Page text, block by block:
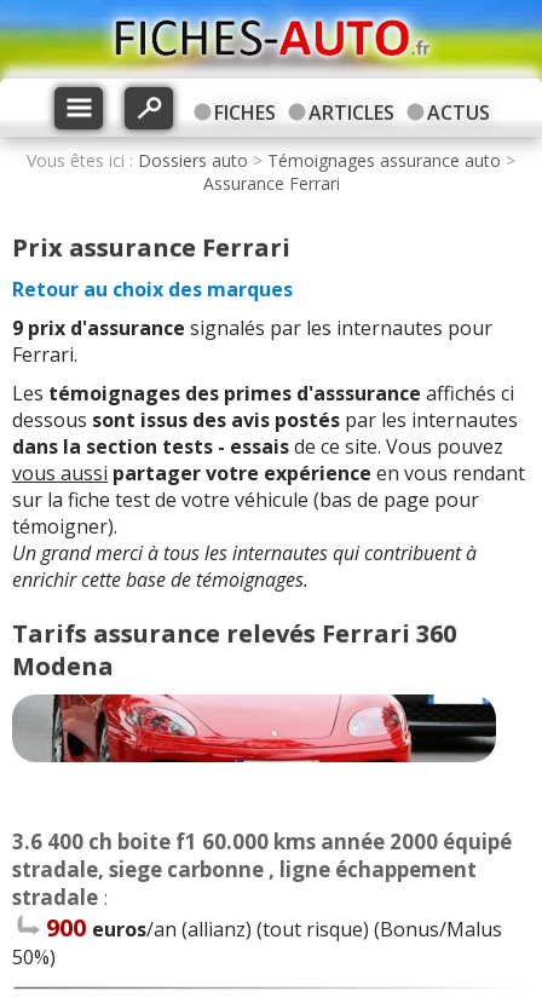
FICHES ARTICLES ACTUS
Vous êtes ici : Dossiers auto > Témoignages assurance auto >
Assurance Ferrari
Prix assurance Ferrari
Retour au choix des marques
9 prix d'assurance signalés par les internautes pour
Ferrari.
Les témoignages des primes d'asssurance affichés ci
dessous sont issus des avis postés par les internautes
dans la section tests - essaisde ce site. Vous pouvez
vous aussi partager votre expérience en vous rendant
sur la fiche test de votre véhicule (bas de page pour
témoigner).
Un grand merci à tous les internautes qui contribuent à
enrichir cette base de témoignages.
Tarifs assurance relevés Ferrari 360
Modena
3.6 400 ch boite f1 60.000 kms année 2000 équipé
stradale, siege carbonne , ligne échappement
stradale :
900 euros/an (allianz) (tout risque) (Bonus/Malus
50%)